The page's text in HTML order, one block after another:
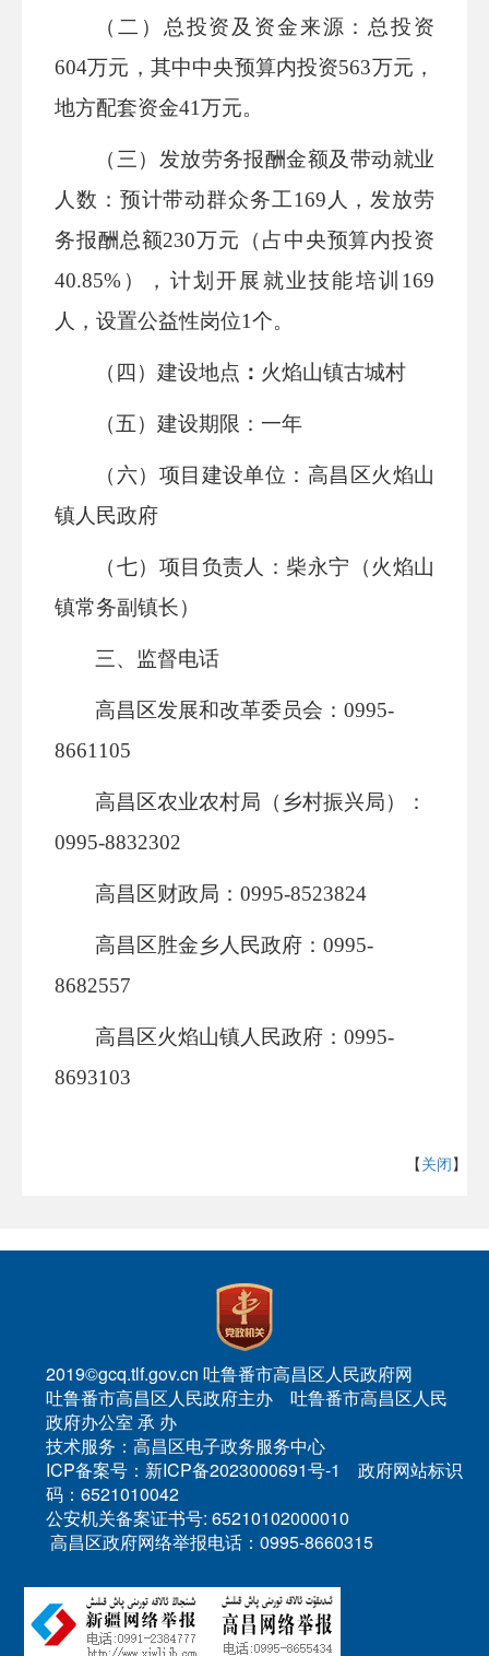
（二）总投资及资金来源： 总投资
604万元，其中中央预算内投资563万元，
地方配套资金41万元。
（三）发放劳务报酬金额及带动就业
人数： 预计带动群众务工169人，发放劳
务报酬总额230万元（占中央预算内投资
40.85%），计划开展就业技能培训169
人，设置公益性岗位1个。
（四）建设地点 ： 火焰山镇古城村
（五）建设期限：一年
（六）项目建设单位： 高昌区 火焰山
镇人民政府
（七）项目负责人： 柴永宁（火焰山
镇常务副镇长）
三、监督电话
高昌区发展和改革委员会：0995-
8661105
高昌区农业农村局（乡村振兴局）：
0995-8832302
高昌区财政局：0995-8523824
高昌区胜金乡人民政府：0995-
8682557
高昌区火焰山镇人民政府：0995-
8693103
【关闭】
2019©gcq.tlf.gov.cn 吐鲁番市高昌区人民政府网
吐鲁番市高昌区人民政府主办 吐鲁番市高昌区人民
政府办公室 承 办
技术服务：高昌区电子政务服务中心
ICP备案号：新ICP备2023000691号-1 政府网站标识
码：6521010042
公安机关备案证书号: 65210102000010
高昌区政府网络举报电话：0995-8660315